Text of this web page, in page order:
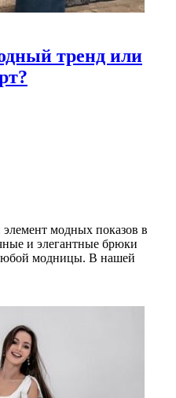
тренд или
модных показов в
и элегантные брюки
модницы. В нашей